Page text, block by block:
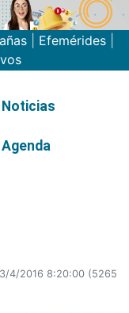
| Efemérides|
Noticias
Agenda
4/2016 8:20:00 (5265